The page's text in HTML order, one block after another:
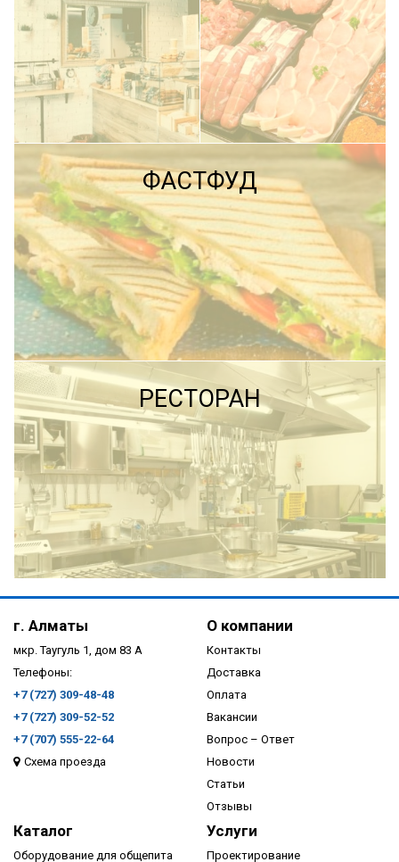
ПОДРОБНЕЕ
ПОДРОБНЕЕ ПОДРОБНЕЕ
ФАСТФУД
ПОДРОБНЕЕ
РЕСТОРАН
ПОДРОБНЕЕ
г. Алматы
мкр. Таугуль 1, дом 83 А
Телефоны:
+7 (727) 309-48-48
+7 (727) 309-52-52
+7 (707) 555-22-64
Схема проезда
О компании
Контакты
Доставка
Оплата
Вакансии
Вопрос – Ответ
Новости
Статьи
Отзывы
Каталог
Оборудование для общепита
Услуги
Проектирование